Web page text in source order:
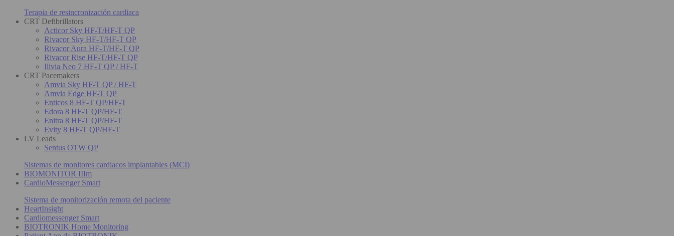
Terapia de resincronización cardiaca
CRT Defibrillators
Acticor Sky HF-T/HF-T QP
Rivacor Sky HF-T/HF-T QP
Rivacor Aura HF-T/HF-T QP
Rivacor Rise HF-T/HF-T QP
Ilivia Neo 7 HF-T QP / HF-T
CRT Pacemakers
Amvia Sky HF-T QP / HF-T
Amvia Edge HF-T QP
Enticos 8 HF-T QP/HF-T
Edora 8 HF-T QP/HF-T
Enitra 8 HF-T QP/HF-T
Evity 8 HF-T QP/HF-T
LV Leads
Sentus OTW QP
Sistemas de monitores cardiacos implantables (MCI)
BIOMONITOR IIIm
CardioMessenger Smart
Sistema de monitorización remota del paciente
HeartInsight
Cardiomessenger Smart
BIOTRONIK Home Monitoring